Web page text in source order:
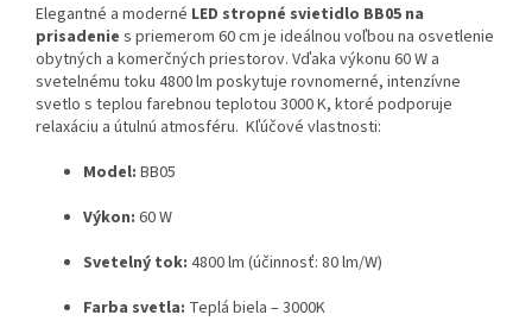
Elegantné a moderné LED stropné svietidlo BB05 na
prisadenie s priemerom 60 cm je ideálnou voľbou na osvetlenie
obytných a komerčných priestorov. Vďaka výkonu 60 W a
svetelnému toku 4800 lm poskytuje rovnomerné, intenzívne
svetlo s teplou farebnou teplotou 3000 K, ktoré podporuje
relaxáciu a útulnú atmosféru. Kľúčové vlastnosti:
Model: BB05
Výkon: 60 W
Svetelný tok: 4800 lm (účinnosť: 80 lm/W)
Farba svetla: Teplá biela – 3000K